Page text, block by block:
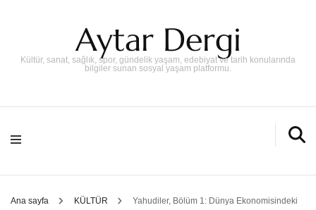
Aytar Dergi
Kültür, sanat, sağlık, spor, gündelik yaşam, edebiyat ve tarih konularında
bilgiler sunan sosyal yaşam platformu.
Ana sayfa KÜLTÜR Yahudiler, Bölüm 1: Dünya Ekonomisindeki